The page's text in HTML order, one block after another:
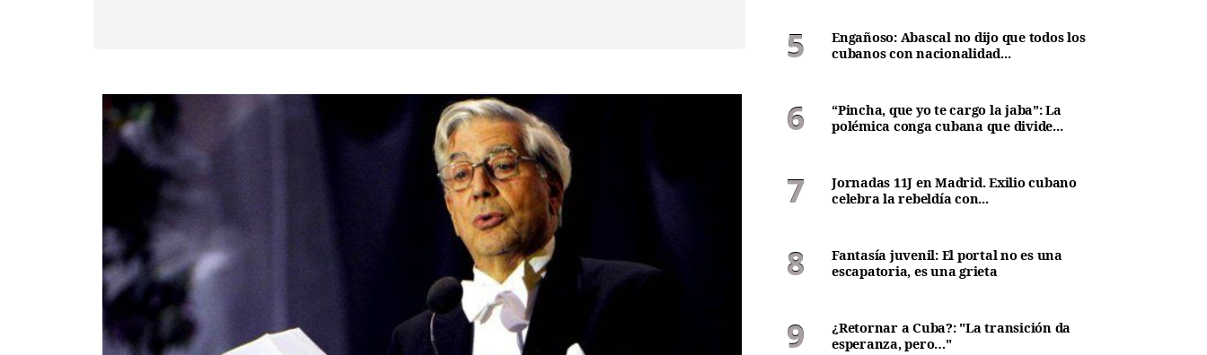
Engañoso: Abascal no dijo que todos los
cubanos con nacionalidad...
“Pincha, que yo te cargo la jaba”: La
polémica conga cubana que divide...
Jornadas 11J en Madrid. Exilio cubano
celebra la rebeldía con...
Fantasía juvenil: El portal no es una
escapatoria, es una grieta
¿Retornar a Cuba?: "La transición da
esperanza, pero…"